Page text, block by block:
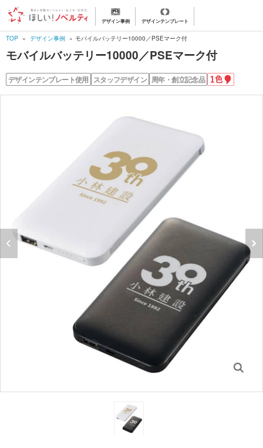
デザイン事例 デザインテンプレート
TOP デザイン事例 モバイルバッテリー10000／PSEマーク付
モバイルバッテリー10000／PSEマーク付
デザインテンプレート使用 スタッフデザイン 周年・創立記念品1
色
名